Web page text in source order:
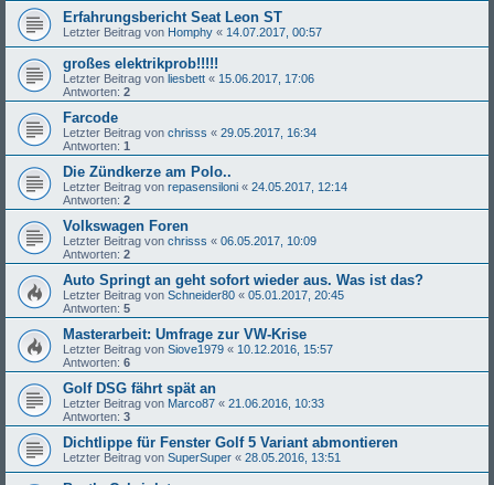
Erfahrungsbericht Seat Leon ST
Letzter Beitrag von Homphy « 14.07.2017, 00:57
großes elektrikprob!!!!!
Letzter Beitrag von liesbett « 15.06.2017, 17:06
Antworten: 2
Farcode
Letzter Beitrag von chrisss « 29.05.2017, 16:34
Antworten: 1
Die Zündkerze am Polo..
Letzter Beitrag von repasensiloni « 24.05.2017, 12:14
Antworten: 2
Volkswagen Foren
Letzter Beitrag von chrisss « 06.05.2017, 10:09
Antworten: 2
Auto Springt an geht sofort wieder aus. Was ist das?
Letzter Beitrag von Schneider80 « 05.01.2017, 20:45
Antworten: 5
Masterarbeit: Umfrage zur VW-Krise
Letzter Beitrag von Siove1979 « 10.12.2016, 15:57
Antworten: 6
Golf DSG fährt spät an
Letzter Beitrag von Marco87 « 21.06.2016, 10:33
Antworten: 3
Dichtlippe für Fenster Golf 5 Variant abmontieren
Letzter Beitrag von SuperSuper « 28.05.2016, 13:51